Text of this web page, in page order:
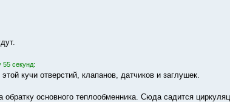
55 секунд:
кучи отверстий, клапанов, датчиков и заглушек.
обратку основного теплообменника. Сюда садится